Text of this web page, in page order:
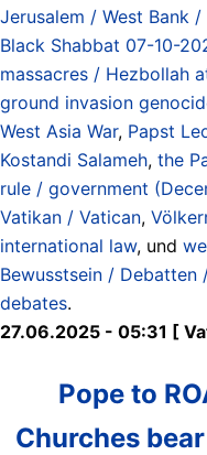
Jerusalem / West Bank
Black Shabbat 07-10-
massacres / Hezbollah
ground invasion
West Asia War, Papst
Kostandi Salameh, the
rule / government
Vatikan / Vatican,
international law, und
Bewusstsein /
debates.
27.06.2025 - 05:31 [
Pope to
Churches